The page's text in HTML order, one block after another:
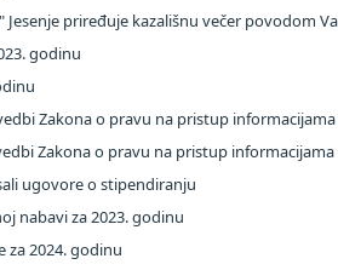
Jesenje priređuje kazališnu večer povodom
godinu
Zakona o pravu na pristup
Zakona o pravu na pristup informacijama
ugovore o stipendiranju
nabavi za 2023. godinu
za 2024. godinu